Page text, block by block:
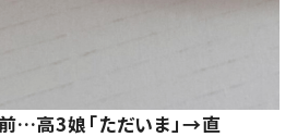
…高3娘「ただいま」→直